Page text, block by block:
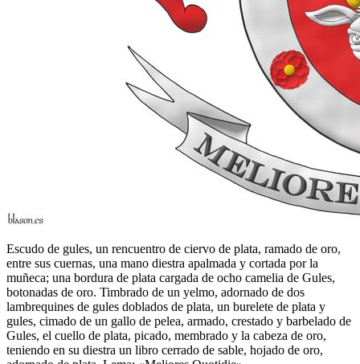
Escudo de gules, un rencuentro de ciervo de plata, ramado de oro,
entre sus cuernas, una mano diestra apalmada y cortada por la
muñeca; una bordura de plata cargada de ocho camelia de Gules,
botonadas de oro. Timbrado de un yelmo, adornado de dos
lambrequines de gules doblados de plata, un burelete de plata y
gules, cimado de un gallo de pelea, armado, crestado y barbelado de
Gules, el cuello de plata, picado, membrado y la cabeza de oro,
teniendo en su diestra un libro cerrado de sable, hojado de oro,